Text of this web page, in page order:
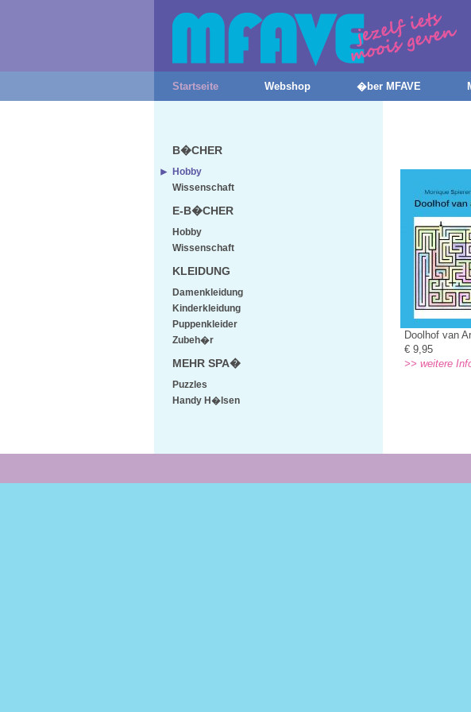
Startseite Webshop �ber MFAVE
Doolhof van
€ 9,95
>> weitere
B�CHER
Hobby
Wissenschaft
E-B�CHER
Hobby
Wissenschaft
KLEIDUNG
Damenkleidung
Kinderkleidung
Puppenkleider
Zubeh�r
MEHR SPA�
Puzzles
Handy H�lsen